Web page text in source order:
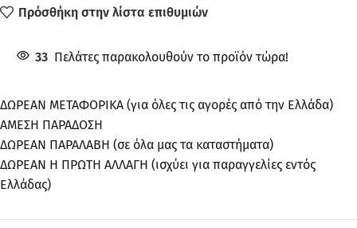
Πρόσθήκη στην λίστα επιθυμιών
33 Πελάτες παρακολουθούν το προϊόν τώρα!
ΔΩΡΕΑΝ ΜΕΤΑΦΟΡΙΚΑ (για όλες τις αγορές από την Ελλάδα)
ΑΜΕΣΗ ΠΑΡΑΔΟΣΗ
ΔΩΡΕΑΝ ΠΑΡΑΛΑΒΗ (σε όλα μας τα καταστήματα)
ΔΩΡΕΑΝ Η ΠΡΩΤΗ ΑΛΛΑΓΗ (ισχύει για παραγγελίες εντός
Ελλάδας)